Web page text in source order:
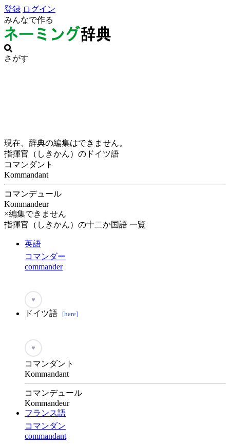
登録 ログイン
みんなで作る
さがす
現在、辞典の編集はできません。
指揮官（しきかん）のドイツ語
コマンダント
Kommandant
コマンデュール
Kommandeur
×編集できません
指揮官（しきかん）の十二か国語 一覧
英語
コマンダー
commander
♥
ドイツ語 [here]
♥
コマンダント
Kommandant
コマンデュール
Kommandeur
フランス語
コマンダン
commandant